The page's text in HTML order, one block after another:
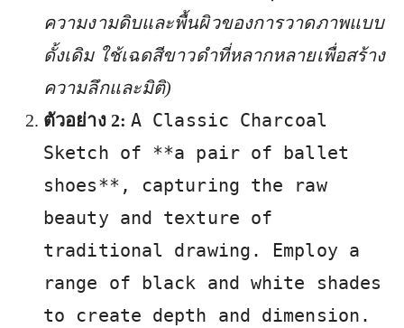
ความงามดิบและพื้นผิวของการวาดภาพแบบ
ดั้งเดิม ใช้เฉดสีขาวดำที่หลากหลายเพื่อสร้าง
ความลึกและมิติ)
ตัวอย่าง 2: A Classic Charcoal
Sketch of **a pair of ballet
shoes**, capturing the raw
beauty and texture of
traditional drawing. Employ a
range of black and white shades
to create depth and dimension.